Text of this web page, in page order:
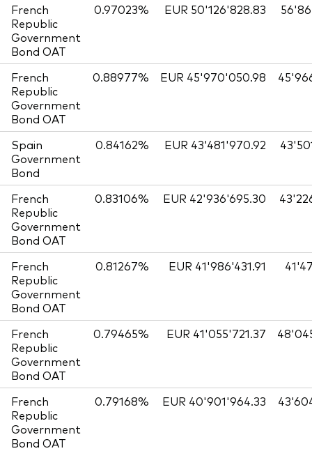
French
Republic
Government
Bond OAT
0.97023% EUR 50'126'828.83
French
Republic
Government
Bond OAT
0.88977% EUR 45'970'050.98
Spain
Government
Bond
0.84162% EUR 43'481'970.92
French
Republic
Government
Bond OAT
0.83106% EUR 42'936'695.30
French
Republic
Government
Bond OAT
0.81267% EUR 41'986'431.91
French
Republic
Government
Bond OAT
0.79465% EUR 41'055'721.37
French
Republic
Government
Bond OAT
0.79168% EUR 40'901'964.33